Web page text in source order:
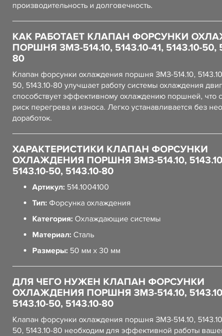
производительность и долговечность.
КАК РАБОТАЕТ КЛАПАН ФОРСУНКИ
ПОРШНЯ ЗМЗ-514.10, 5143.10-41, 5143.10-50,
80
Клапан форсунки охлаждения поршня ЗМЗ-514.10,
50, 5143.10-80 улучшает работу системы охлаждения
способствует эффективному охлаждению поршней, что
риск перегрева и износа. Легко устанавливается без
доработок.
ХАРАКТЕРИСТИКИ КЛАПАН ФОРСУНКИ
ОХЛАЖДЕНИЯ ПОРШНЯ ЗМЗ-514.10,
5143.10-50, 5143.10-80
Артикул: 514.1004100
Тип: Форсунка охлаждения
Категория: Охлаждающие системы
Материал: Сталь
Размеры: 50 мм x 30 мм
ДЛЯ ЧЕГО НУЖЕН КЛАПАН ФОРСУНКИ
ОХЛАЖДЕНИЯ ПОРШНЯ ЗМЗ-514.10,
5143.10-50, 5143.10-80
Клапан форсунки охлаждения поршня ЗМЗ-514.10,
50, 5143.10-80 необходим для эффективной работы